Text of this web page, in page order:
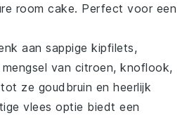
room cake. Perfect voor een
aan sappigekipfilets,
van citroen,knoflook,
ze goudbruin en heerlijk
vlees optie biedt een